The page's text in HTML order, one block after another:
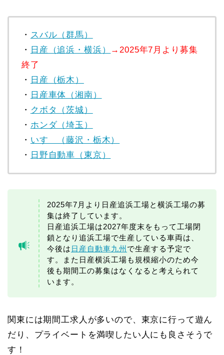
・ スバル（群馬）
・
日産（追浜・横浜）
→2025年7月より募集
終了
・
日産（栃木）
・
日産車体（湘南）
・ クボタ（茨城）
・ ホンダ（埼玉）
・ いすゞ（藤沢・栃木）
・
日野自動車（東京）
2025年7月より日産追浜工場と横浜工場の募
集は終了しています。
日産追浜工場は2027年度末をもって工場閉
鎖となり追浜工場で生産している車両は、
今後は 日産自動車九州 で生産する予定で
す。また日産横浜工場も規模縮小のため今
後も期間工の募集はなくなると考えられて
います。
関東には期間工求人が多いので、東京に行って遊ん
だり、プライベートを満喫したい人にも良さそうで
す！